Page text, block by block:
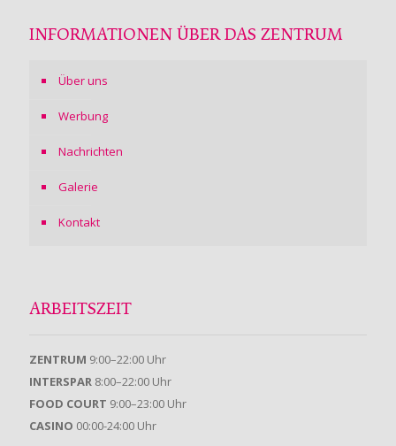
INFORMATIONEN ÜBER DAS ZENTRUM
Über uns
Werbung
Nachrichten
Galerie
Kontakt
ARBEITSZEIT
ZENTRUM 9:00–22:00 Uhr
INTERSPAR 8:00–22:00 Uhr
FOOD COURT 9:00–23:00 Uhr
CASINO 00:00-24:00 Uhr